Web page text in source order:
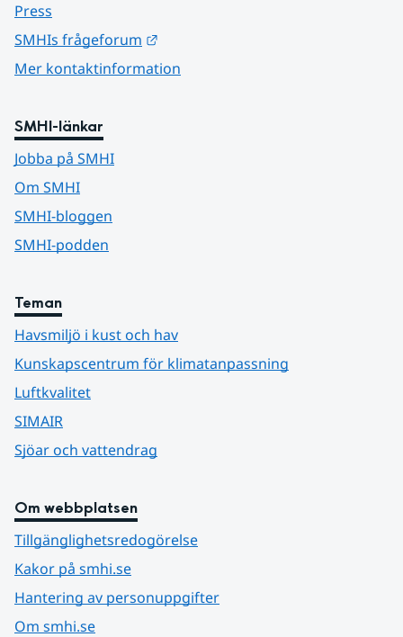
Press
SMHIs frågeforum
Mer kontaktinformation
SMHI-länkar
Jobba på SMHI
Om SMHI
SMHI-bloggen
SMHI-podden
Teman
Havsmiljö i kust och hav
Kunskapscentrum för klimatanpassning
Luftkvalitet
SIMAIR
Sjöar och vattendrag
Om webbplatsen
Tillgänglighetsredogörelse
Kakor på smhi.se
Hantering av personuppgifter
Om smhi.se